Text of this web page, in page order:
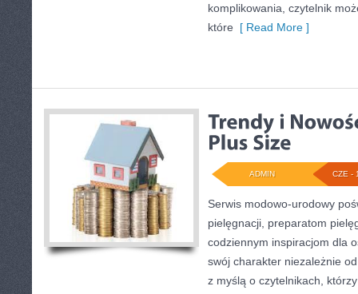
komplikowania, czytelnik
które [ Read More ]
CZE -
ADMIN
Serwis modowo-urodowy
pielęgnacji, preparatom
codziennym inspiracjom dla
swój charakter niezależnie
z myślą o czytelnikach,